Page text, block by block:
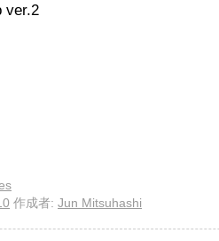
ver.2
作成者: Jun Mitsuhashi